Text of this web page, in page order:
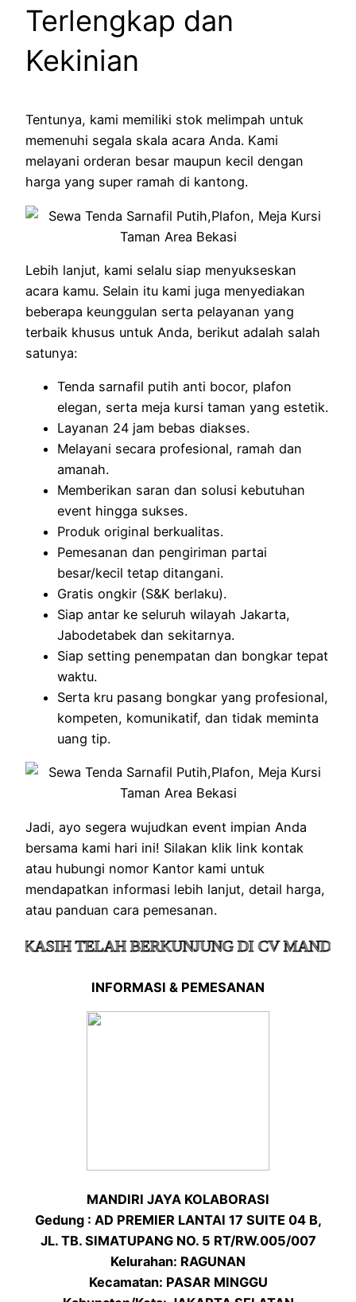
Terlengkap dan
Kekinian
Tentunya, kami memiliki stok melimpah untuk
memenuhi segala skala acara Anda. Kami
melayani orderan besar maupun kecil dengan
harga yang super ramah di kantong.
Lebih lanjut, kami selalu siap menyukseskan
acara kamu. Selain itu kami juga menyediakan
beberapa keunggulan serta pelayanan yang
terbaik khusus untuk Anda, berikut adalah salah
satunya:
Tenda sarnafil putih anti bocor, plafon
elegan, serta meja kursi taman yang estetik.
Layanan 24 jam bebas diakses.
Melayani secara profesional, ramah dan
amanah.
Memberikan saran dan solusi kebutuhan
event hingga sukses.
Produk original berkualitas.
Pemesanan dan pengiriman partai
besar/kecil tetap ditangani.
Gratis ongkir (S&K berlaku).
Siap antar ke seluruh wilayah Jakarta,
Jabodetabek dan sekitarnya.
Siap setting penempatan dan bongkar tepat
waktu.
Serta kru pasang bongkar yang profesional,
kompeten, komunikatif, dan tidak meminta
uang tip.
Jadi, ayo segera wujudkan event impian Anda
bersama kami hari ini! Silakan klik link kontak
atau hubungi nomor Kantor kami untuk
mendapatkan informasi lebih lanjut, detail harga,
atau panduan cara pemesanan.
TELAH BERKUNJUNG DI CV MANDIRI
INFORMASI & PEMESANAN
MANDIRI JAYA KOLABORASI
Gedung : AD PREMIER LANTAI 17 SUITE 04 B,
JL. TB. SIMATUPANG NO. 5 RT/RW.005/007
Kelurahan: RAGUNAN
Kecamatan: PASAR MINGGU